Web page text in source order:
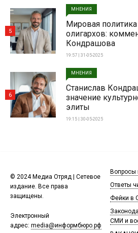
МНЕНИЯ
Мировая
олигархов:
Кондрашова
19:57 | 31-05-2025
5
МНЕНИЯ
Станислав
значение
элиты
19:15 | 30-05-2025
6
© 2024 Медиа Отряд | Сетевое
издание. Все права
защищены.
Электронный
адрес: media@информбюро.рф
Вопросы
Ответы
Фейки в
СМИ и